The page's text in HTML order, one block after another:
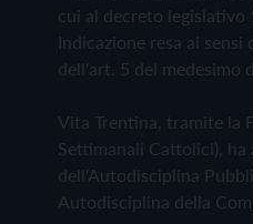
cui al decreto legislativo
Indicazione resa ai
dell'art. 5 del medesimo
Vita Trentina, tramite la
Settimanali Cattolici),
dell'Autodisciplina
Autodisciplina della